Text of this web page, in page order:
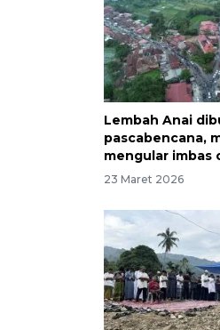
Lembah Anai
pascabencana,
mengular imbas
23 Maret 2026